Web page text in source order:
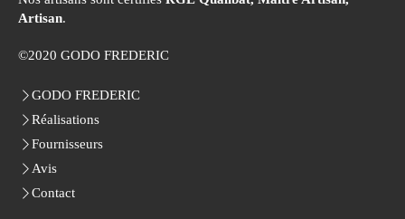
Artisan.
©2020 GODO FREDERIC
GODO FREDERIC
Réalisations
Fournisseurs
Avis
Contact